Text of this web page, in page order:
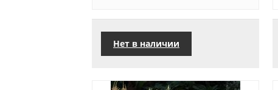
Нет в наличии